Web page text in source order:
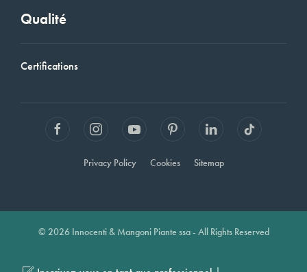
Qualité
Certifications
Privacy Policy Cookies Sitemap
© 2026 Innocenti & Mangoni Piante ssa - All Rights Reserved